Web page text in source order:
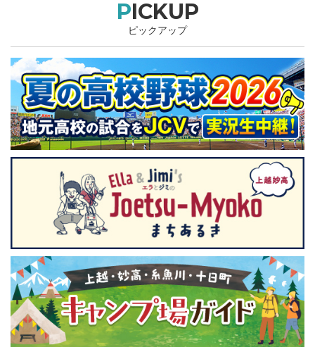
PICKUP
ピックアップ